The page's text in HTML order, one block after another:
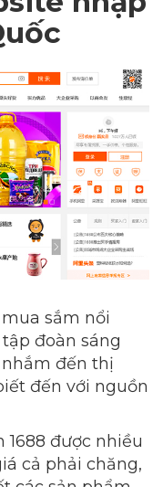
sắm nổi
đoàn sáng
nhắm đến thị
đến với nguồn
được nhiều
cả phải chăng,